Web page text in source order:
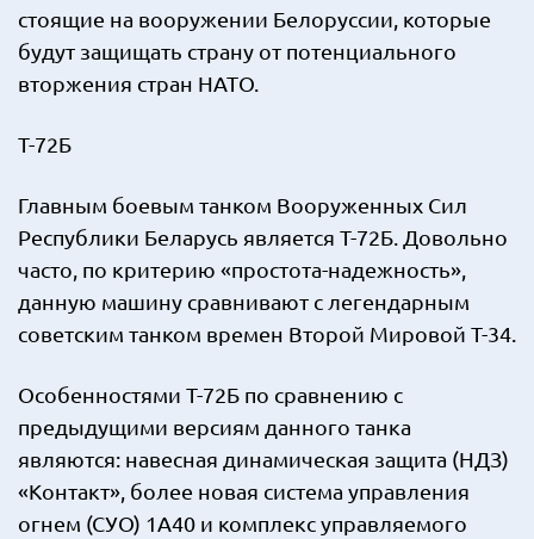
стоящие на вооружении Белоруссии, которые
будут защищать страну от потенциального
вторжения стран НАТО.
Т-72Б
Главным боевым танком Вооруженных Сил
Республики Беларусь является Т-72Б. Довольно
часто, по критерию «простота-надежность»,
данную машину сравнивают с легендарным
советским танком времен Второй Мировой Т-34.
Особенностями Т-72Б по сравнению с
предыдущими версиям данного танка
являются: навесная динамическая защита (НДЗ)
«Контакт», более новая система управления
огнем (СУО) 1А40 и комплекс управляемого